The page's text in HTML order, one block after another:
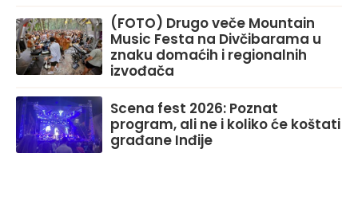
(FOTO) Drugo veče Mountain
Music Festa na Divčibarama u
znaku domaćih i regionalnih
izvođača
Scena fest 2026: Poznat
program, ali ne i koliko će koštati
građane Inđije